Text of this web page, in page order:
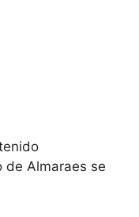
de Almaraes se